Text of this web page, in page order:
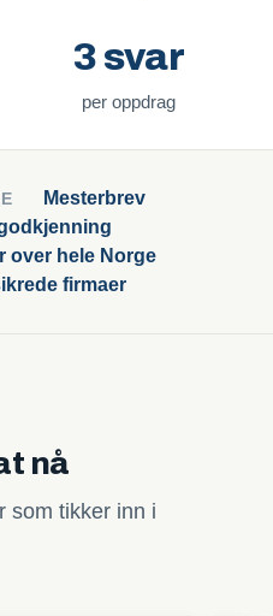
3 svar
per oppdrag
Mesterbrev
over hele Norge
firmaer
nå
som tikker inn i